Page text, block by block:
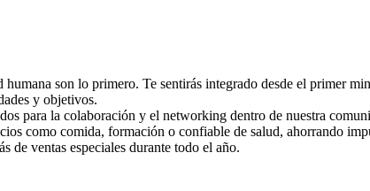
son lo primero. Te sentirás integrado desde el primer
y objetivos.
para la colaboración y el networking dentro de nuestra
como comida, formación o confiable de salud, ahorrando
de ventas especiales durante todo el año.